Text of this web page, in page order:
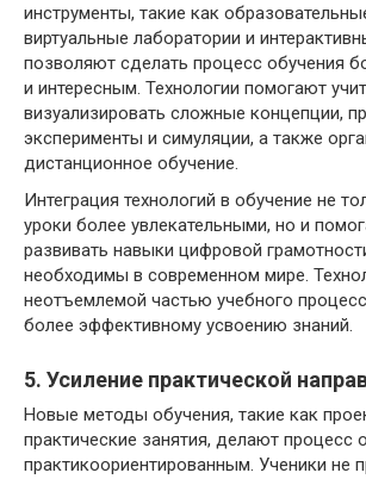
инструменты, такие как
виртуальные лаборатории и
позволяют сделать процесс обучения
и интересным. Технологии помогают
визуализировать сложные концепции,
эксперименты и симуляции, а также
дистанционное обучение.
Интеграция технологий в обучение не
уроки более увлекательными, но и
развивать навыки цифровой
необходимы в современном мире.
неотъемлемой частью учебного
более эффективному усвоению знаний.
5. Усиление практической
Новые методы обучения, такие как
практические занятия, делают процесс
практикоориентированным. Ученики не